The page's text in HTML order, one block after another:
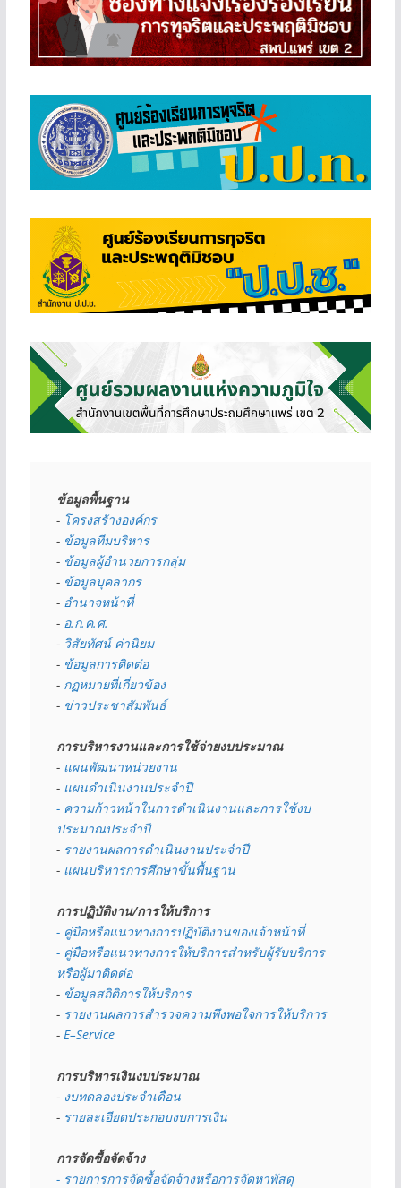
ข้อมูลพื้นฐาน
- โครงสร้างองค์กร
- ข้อมูลทีมบริหาร
- ข้อมูลผู้อำนวยการกลุ่ม
- ข้อมูลบุคลากร
- อำนาจหน้าที่
- อ.ก.ค.ศ.
- วิสัยทัศน์ ค่านิยม
- ข้อมูลการติดต่อ
- กฏหมายที่เกี่ยวข้อง
- ข่าวประชาสัมพันธ์
การบริหารงานและการใช้จ่ายงบประมาณ
- แผนพัฒนาหน่วยงาน
- แผนดำเนินงานประจำปี
- ความก้าวหน้าในการดำเนินงานและการใช้งบ
ประมาณประจำปี
- รายงานผลการดำเนินงานประจำปี
- แผนบริหารการศึกษาขั้นพื้นฐาน
การปฏิบัติงาน/การให้บริการ
- คู่มือหรือแนวทางการปฏิบัติงานของเจ้าหน้าที่
- คู่มือหรือแนวทางการให้บริการสำหรับผู้รับบริการ
หรือผู้มาติดต่อ
- ข้อมูลสถิติการให้บริการ
- รายงานผลการสำรวจความพึงพอใจการให้บริการ
- E–Service
การบริหารเงินงบประมาณ
- งบทดลองประจำเดือน
- รายละเอียดประกอบงบการเงิน
การจัดซื้อจัดจ้าง
- รายการการจัดซื้อจัดจ้างหรือการจัดหาพัสดุ